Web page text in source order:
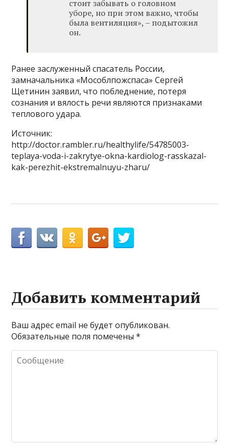
стоит забывать о головном
уборе, но при этом важно, чтобы
была вентиляция», – подытожил
он.
Ранее заслуженный спасатель России,
замначальника «Мособлпожспаса» Сергей
Щетинин заявил, что побледнение, потеря
сознания и вялость речи являются признаками
теплового удара.
Источник:
http://doctor.rambler.ru/healthylife/54785003-
teplaya-voda-i-zakrytye-okna-kardiolog-rasskazal-
kak-perezhit-ekstremalnuyu-zharu/
Добавить комментарий
Ваш адрес email не будет опубликован.
Обязательные поля помечены*